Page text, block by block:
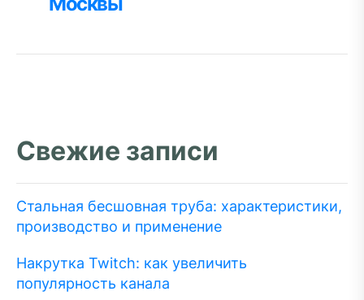
Свежие записи
Стальная бесшовная труба: характеристики,
производство и применение
Накрутка Twitch: как увеличить
популярность канала